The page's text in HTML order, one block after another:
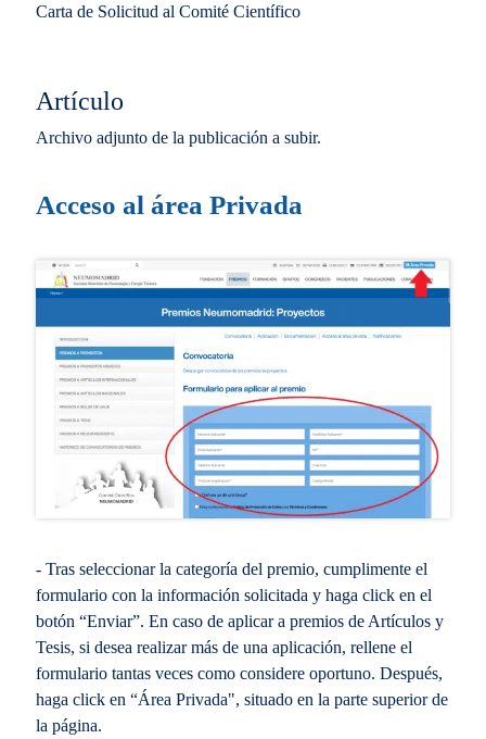
d
a
o
Carta de Solicitud al Comité Científico
Artículo
Archivo adjunto de la publicación a subir.
Acceso al área Privada
- Tras seleccionar la categoría del premio, cumplimente el
formulario con la información solicitada y haga click en el
botón “Enviar”. En caso de aplicar a premios de Artículos y
Tesis, si desea realizar más de una aplicación, rellene el
formulario tantas veces como considere oportuno. Después,
haga click en “Área Privada", situado en la parte superior de
la página.